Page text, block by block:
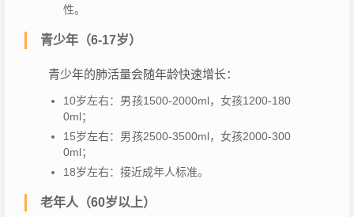
性。
青少年（6-17岁）
青少年的肺活量会随年龄快速增长：
10岁左右：男孩1500-2000ml，女孩1200-180
0ml；
15岁左右：男孩2500-3500ml，女孩2000-300
0ml；
18岁左右：接近成年人标准。
老年人（60岁以上）